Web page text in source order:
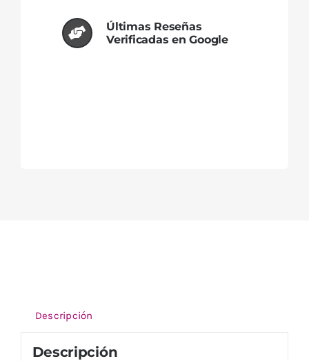
Últimas Reseñas
Verificadas en Google
Descripción
Descripción